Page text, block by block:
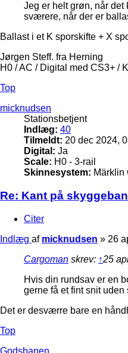
Jeg er helt grøn, når det
sværere, når der er
Ballast i et K sporskifte + X
Jørgen Steff. fra Herning
H0 / AC / Digital med CS3+ /
Top
micknudsen
Stationsbetjent
Indlæg: 40
Tilmeldt: 20 dec 2024,
Digital: Ja
Scale: H0 - 3-rail
Skinnesystem: Märklin
Re: Kant på
Citer
Indlæg af micknudsen » 26
Cargoman skrev: ↑25
Hvis din rundsav er en
gerne få et fint snit
Det er desværre bare en
Top
Godsbanen